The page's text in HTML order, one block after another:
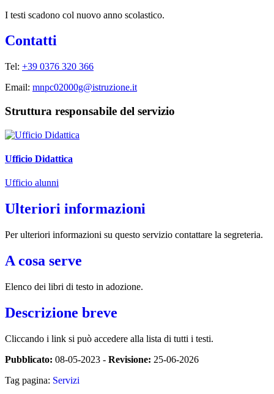
I testi scadono col nuovo anno scolastico.
Contatti
Tel: +39 0376 320 366
Email: mnpc02000g@istruzione.it
Struttura responsabile del servizio
Ufficio Didattica
Ufficio alunni
Ulteriori informazioni
Per ulteriori informazioni su questo servizio contattare la segreteria.
A cosa serve
Elenco dei libri di testo in adozione.
Descrizione breve
Cliccando i link si può accedere alla lista di tutti i testi.
Pubblicato: 08-05-2023 - Revisione: 25-06-2026
Tag pagina: Servizi